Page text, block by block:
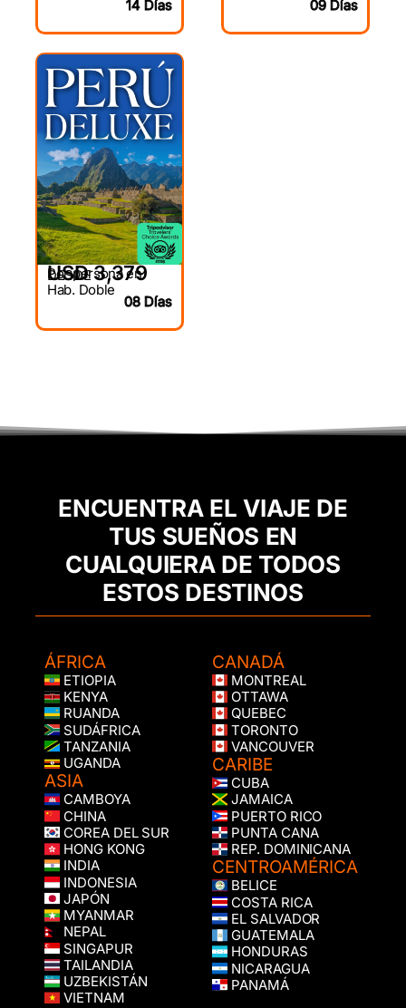
14 Días 09 Días
DESDE
USD 3,379
Por persona en
Hab. Doble
08 Días
ENCUENTRA EL VIAJE DE
TUS SUEÑOS EN
CUALQUIERA DE TODOS
ESTOS DESTINOS
ÁFRICA
ETIOPIA
KENYA
RUANDA
SUDÁFRICA
TANZANIA
UGANDA
ASIA
CAMBOYA
CHINA
COREA DEL SUR
HONG KONG
INDIA
INDONESIA
JAPÓN
MYANMAR
NEPAL
SINGAPUR
TAILANDIA
UZBEKISTÁN
VIETNAM
CANADÁ
MONTREAL
OTTAWA
QUEBEC
TORONTO
VANCOUVER
CARIBE
CUBA
JAMAICA
PUERTO RICO
PUNTA CANA
REP. DOMINICANA
CENTROAMÉRICA
BELICE
COSTA RICA
EL SALVADOR
GUATEMALA
HONDURAS
NICARAGUA
PANAMÁ